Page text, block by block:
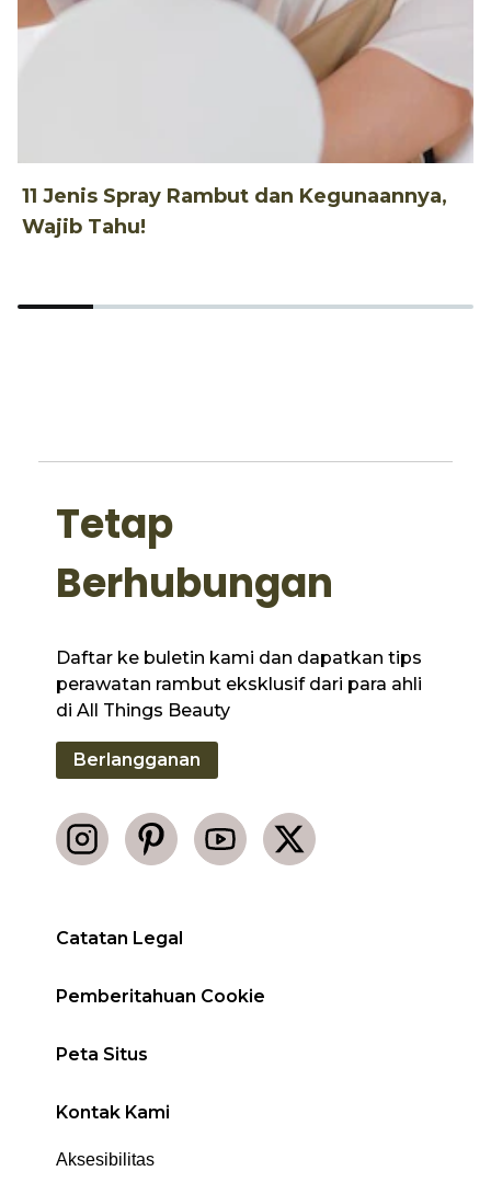
11 Jenis Spray Rambut dan Kegunaannya,
Wajib Tahu!
Catatan Legal
Pemberitahuan Cookie
Peta Situs
Kontak Kami
Aksesibilitas
Tetap
Berhubungan
Daftar ke buletin kami dan dapatkan tips
perawatan rambut eksklusif dari para ahli
di All Things Beauty
Berlangganan